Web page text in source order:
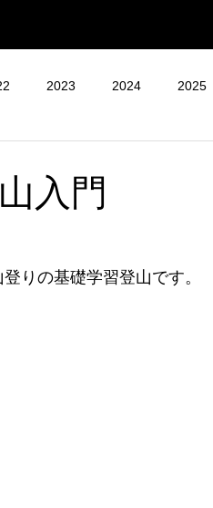
2023 2024 2025
入門
りの基礎学習登山です。